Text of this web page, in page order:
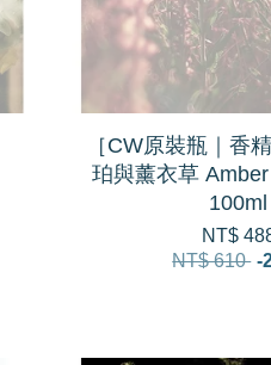
［CW原裝瓶｜香
珀與薰衣草
100ml
NT$
NT$ 610 -